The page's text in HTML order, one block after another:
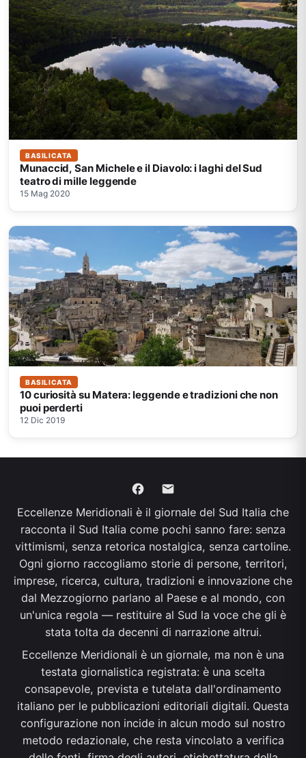
BASILICATA
Munaccid, San Michele e il Diavolo: i laghi del Sud
teatro di mille leggende
15 Mag 2020
BASILICATA
10 curiosità su Matera: leggende e tradizioni che non
puoi perderti
12 Dic 2019
Eccellenze Meridionali è il giornale del Sud Italia che
racconta il Sud Italia come pochi sanno fare: senza
vittimismi, senza retorica nostalgica, senza cartoline.
Ogni giorno raccogliamo storie di persone, territori,
imprese, ricerca, cultura, tradizioni e innovazione che
dal Mezzogiorno parlano al Paese e al mondo, con
un'unica regola — restituire al Sud la voce che gli è
stata tolta da decenni di narrazione altrui.
Eccellenze Meridionali è un giornale, ma non è una
testata giornalistica registrata: è una scelta
consapevole, prevista e tutelata dall'ordinamento
italiano per le pubblicazioni editoriali digitali. Questa
configurazione non incide in alcun modo sul nostro
metodo redazionale, che resta vincolato a verifica